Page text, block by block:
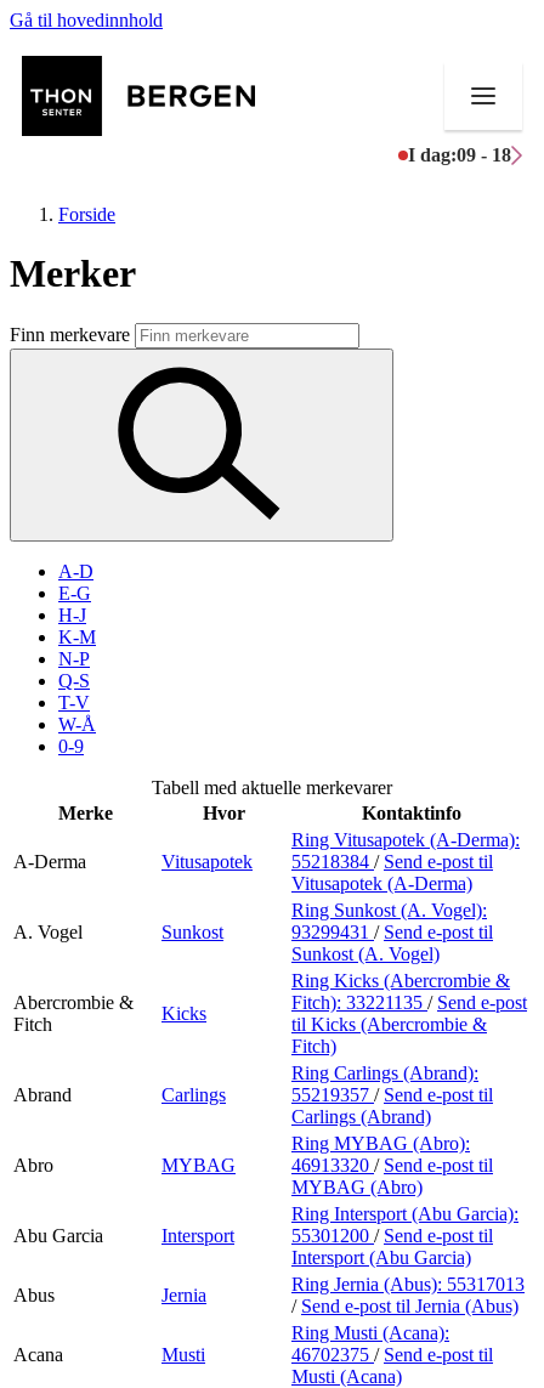
Gå til hovedinnhold
I dag:09 - 18
Butikker
Mat og drikke
Aktiviteter
Inspirasjon
Søk
Praktisk informasjon
Ledige stillinger
Finn frem
Forside
Merker
Finn merkevare
A-D
E-G
H-J
K-M
N-P
Q-S
T-V
W-Å
0-9
Tabell med aktuelle merkevarer
Merke
Hvor Kontaktinfo
A-Derma Vitusapotek
Ring Vitusapotek (A-Derma):
55218384 / Send e-post til
Vitusapotek (A-Derma)
A. Vogel Sunkost
Ring Sunkost (A. Vogel):
93299431 / Send e-post til
Sunkost (A. Vogel)
Abercrombie &
Fitch
Kicks
Ring Kicks (Abercrombie &
Fitch): 33221135 / Send e-post
til Kicks (Abercrombie &
Fitch)
Abrand Carlings
Ring Carlings (Abrand):
55219357 / Send e-post til
Carlings (Abrand)
Abro MYBAG
Ring MYBAG (Abro):
46913320 / Send e-post til
MYBAG (Abro)
Abu Garcia Intersport
Ring Intersport (Abu Garcia):
55301200 / Send e-post til
Intersport (Abu Garcia)
Abus
Jernia
Ring Jernia (Abus): 55317013
/ Send e-post til Jernia (Abus)
Acana Musti
Ring Musti (Acana):
46702375 / Send e-post til
Musti (Acana)